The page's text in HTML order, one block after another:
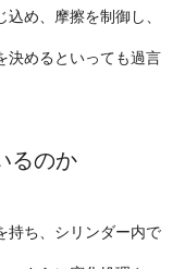
め、摩擦を制御し、
決めるといっても過言
るのか
持ち、シリンダー内で